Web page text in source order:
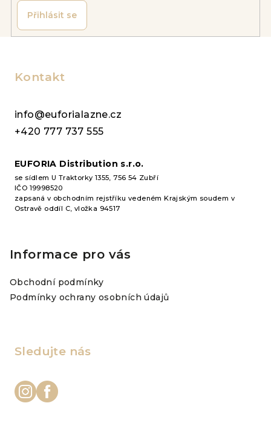
i
Přihlásit se
Kontakt
info@euforialazne.cz
+420 777 737 555
EUFORIA Distribution s.r.o.
se sídlem U Traktorky 1355, 756 54 Zubří
IČO 19998520
zapsaná v obchodním rejstříku vedeném Krajským soudem v
Ostravě oddíl C, vložka 94517
Informace pro vás
Obchodní podmínky
Podmínky ochrany osobních údajů
Sledujte nás